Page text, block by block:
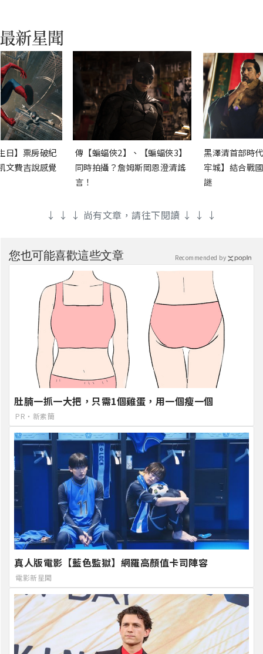
日】票房破紀
文費吉說感覺
傳【蝙蝠俠2】、【蝙蝠俠3】
同時拍攝？詹姆斯岡恩澄清謠
言！
黑澤清首部時
牢城】結合戰
謎
↓ ↓ ↓ 尚有文章，請往下閱讀 ↓ ↓ ↓
您也可能喜歡這些文章
肚腩一抓一大把，只需1個雞蛋，用一個瘦一個
PR・新素簡
真人版電影【藍色監獄】網羅高顏值卡司陣容
電影新星聞
Recommended by